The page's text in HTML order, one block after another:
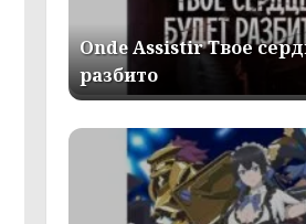
Onde Assistir Твое
разбито